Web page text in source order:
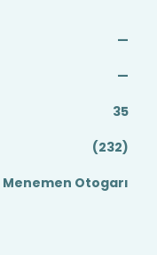
—
—
35
(232)
Menemen Otogarı